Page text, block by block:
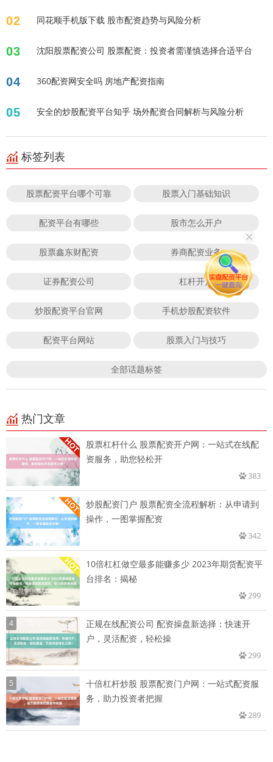
02 同花顺手机版下载 股市配资趋势与风险分析
03 沈阳股票配资公司 股票配资：投资者需谨慎选择合适平台
04 360配资网安全吗 房地产配资指南
05 安全的炒股配资平台知乎 场外配资合同解析与风险分析
标签列表
股票配资平台哪个可靠 股票入门基础知识
配资平台有哪些 股市怎么开户
股票鑫东财配资 券商配资业务
证券配资公司 杠杆开户
炒股配资平台官网 手机炒股配资软件
配资平台网站 股票入门与技巧
全部话题标签
热门文章
股票杠杆什么 股票配资开户网：一站式在线配
资服务，助您轻松开
383
炒股配资门户 股票配资全流程解析：从申请到
操作，一图掌握配资
342
10倍杠杠做空最多能赚多少 2023年期货配资平
台排名：揭秘
299
4
正规在线配资公司 配资操盘新选择：快速开
户，灵活配资，轻松操
299
5
十倍杠杆炒股 股票配资门户网：一站式配资服
务，助力投资者把握
289